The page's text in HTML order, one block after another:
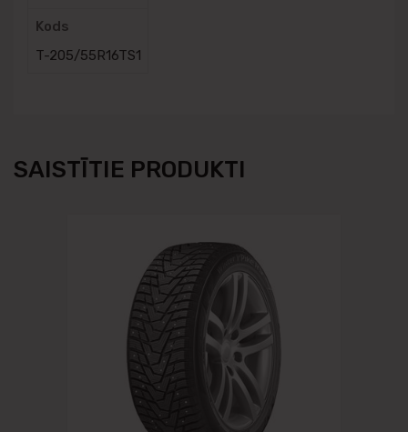
Kods
T-205/55R16TS1
SAISTĪTIE PRODUKTI